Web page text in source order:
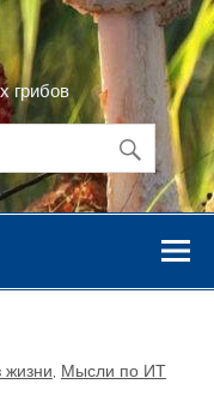
грибов
жизни, Мысли по ИТ